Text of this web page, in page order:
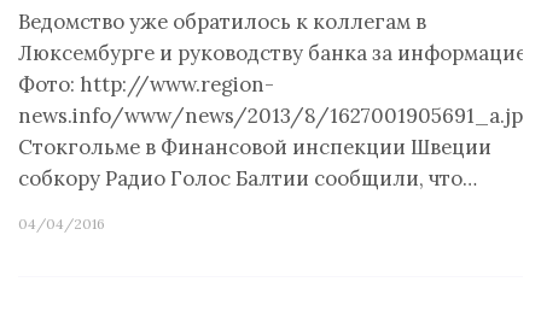
Ведомство уже обратилось к коллегам в
Люксембурге и руководству банка за
Фото: http://www.region-
news.info/www/news/2013/8/
Стокгольме в Финансовой инспекции Швеции
собкору Радио Голос Балтии сообщили, что…
04/04/2016